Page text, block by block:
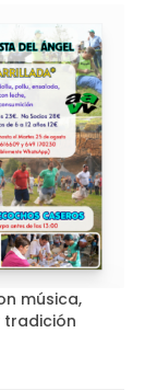
música,
tradición